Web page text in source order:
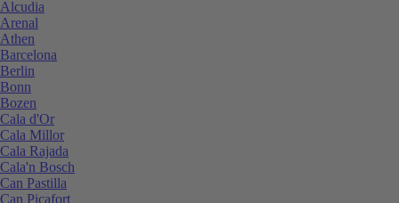
Alcudia
Arenal
Athen
Barcelona
Berlin
Bonn
Bozen
Cala d'Or
Cala Millor
Cala Rajada
Cala'n Bosch
Can Pastilla
Can Picafort